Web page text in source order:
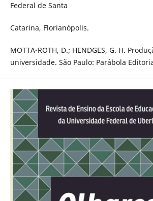
Federal de Santa
Catarina, Florianópolis.
MOTTA-ROTH, D.; HENDGES, G. H.
universidade. São Paulo: Parábola